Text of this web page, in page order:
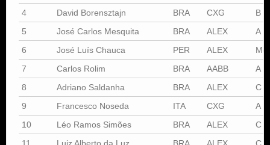
4
David Borensztajn BRA CXG
B
5
José Carlos Mesquita BRA ALEX
A
6
José Luís Chauca PER ALEX
7
Carlos Rolim BRA AABB
A
8
Adriano Saldanha BRA ALEX
C
9
Francesco Noseda ITA CXG
A
10
Léo Ramos Simões BRA ALEX
C